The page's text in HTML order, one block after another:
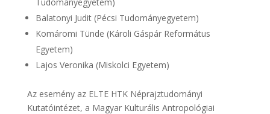
Balatonyi Judit (Pécsi Tudományegyetem)
Komáromi Tünde (Károli Gáspár Református
Egyetem)
Lajos Veronika (Miskolci Egyetem)
Az esemény az ELTE HTK Néprajztudományi
Kutatóintézet, a Magyar Kulturális Antropológiai